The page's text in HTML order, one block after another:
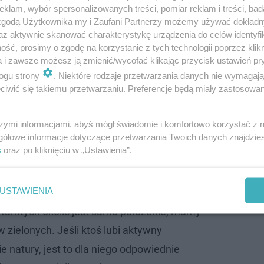
i śląskiego
Dąbie, to również jedna z tych wsi, które są położone
tam obecnie około 200 mieszkańców. Z pewnością
do rejestru zabytków województwa
gminy Secemin.
Krzyża Świętego w 2024 roku przeszedł
funduszy Unii Europejskiej.
okolic jest samo położenie, mamy
zielonych. Jeśli ktoś lubi aktywny
natury, jest to dla niego odpowiednie
wybór spersonalizowanych treści, pomiar reklam i treści,
Użytkownika my i Zaufani Partnerzy możemy używać
aktywnie skanować charakterystykę urządzenia do celów
prosimy o zgodę na korzystanie z tych technologii poprzez
i zawsze możesz ją zmienić/wycofać klikając przycisk ustawień
strony
. Niektóre rodzaje przetwarzania danych nie
się takiemu przetwarzaniu. Preferencje będą miały
informacjami, abyś mógł świadomie i komfortowo korzystać z
informacje dotyczące przetwarzania Twoich danych
oraz po kliknięciu w „Ustawienia”.
USTAWIENIA